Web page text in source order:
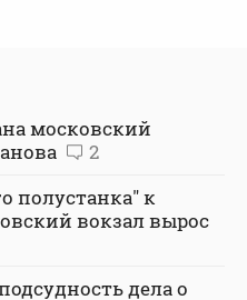
московский
2
полустанка" к
вокзал вырос
дела о